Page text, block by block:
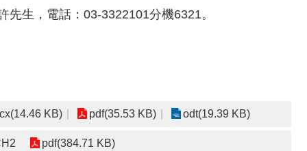
先生，電話：03-3322101分機6321。
KB) pdf(35.53 KB) odt(19.39 KB)
pdf(384.71 KB)